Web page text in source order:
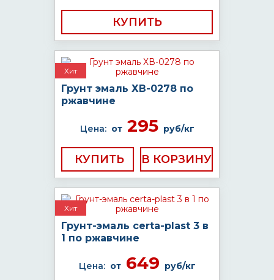
КУПИТЬ
Хит
Грунт эмаль ХВ-0278 по
ржавчине
Цена: от295 руб/кг
КУПИТЬ
Хит
Грунт-эмаль certa-plast 3 в
1 по ржавчине
Цена: от649 руб/кг